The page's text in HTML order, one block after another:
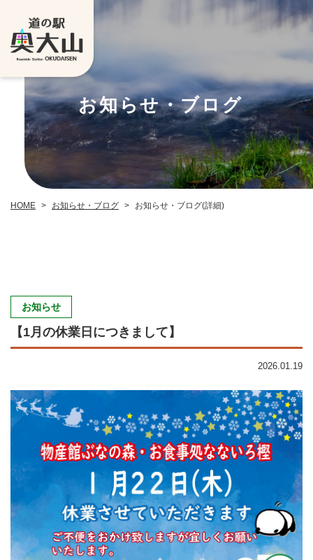
お知らせ・ブログ
HOME > お知らせ・ブログ > お知らせ・ブログ(詳細)
お知らせ
【1月の休業日につきまして】
2026.01.19